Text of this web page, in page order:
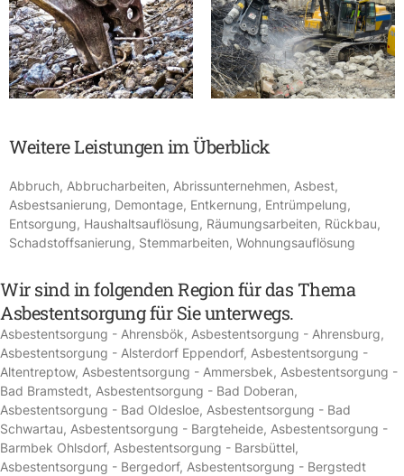
Weitere Leistungen im Überblick
Abbruch, Abbrucharbeiten, Abrissunternehmen, Asbest,
Asbestsanierung, Demontage, Entkernung, Entrümpelung,
Entsorgung, Haushaltsauflösung, Räumungsarbeiten, Rückbau,
Schadstoffsanierung, Stemmarbeiten, Wohnungsauflösung
Wir sind in folgenden Region für das Thema
Asbestentsorgung für Sie unterwegs.
Asbestentsorgung - Ahrensbök, Asbestentsorgung - Ahrensburg,
Asbestentsorgung - Alsterdorf Eppendorf, Asbestentsorgung -
Altentreptow, Asbestentsorgung - Ammersbek, Asbestentsorgung -
Bad Bramstedt, Asbestentsorgung - Bad Doberan,
Asbestentsorgung - Bad Oldesloe, Asbestentsorgung - Bad
Schwartau, Asbestentsorgung - Bargteheide, Asbestentsorgung -
Barmbek Ohlsdorf, Asbestentsorgung - Barsbüttel,
Asbestentsorgung - Bergedorf, Asbestentsorgung - Bergstedt